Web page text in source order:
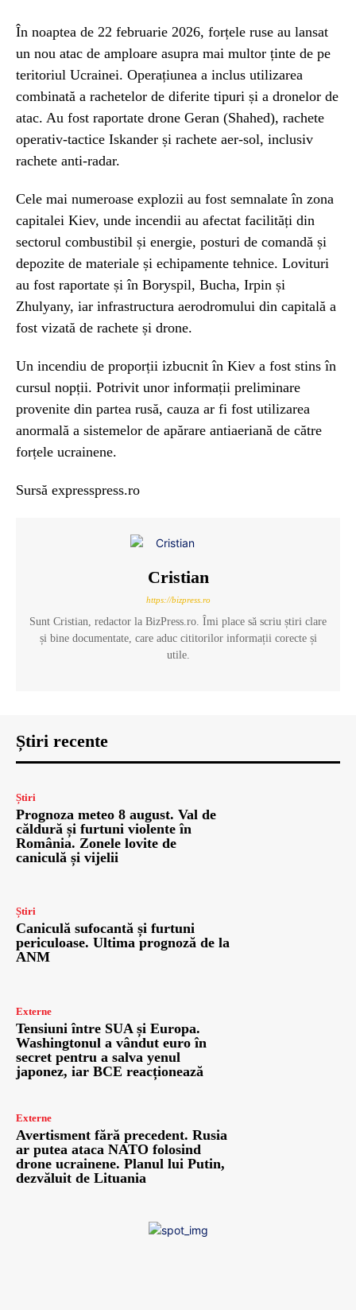
În noaptea de 22 februarie 2026, forțele ruse au lansat
un nou atac de amploare asupra mai multor ținte de pe
teritoriul Ucrainei. Operațiunea a inclus utilizarea
combinată a rachetelor de diferite tipuri și a dronelor de
atac. Au fost raportate drone Geran (Shahed), rachete
operativ-tactice Iskander și rachete aer-sol, inclusiv
rachete anti-radar.
Cele mai numeroase explozii au fost semnalate în zona
capitalei Kiev, unde incendii au afectat facilități din
sectorul combustibil și energie, posturi de comandă și
depozite de materiale și echipamente tehnice. Lovituri
au fost raportate și în Boryspil, Bucha, Irpin și
Zhulyany, iar infrastructura aerodromului din capitală a
fost vizată de rachete și drone.
Un incendiu de proporții izbucnit în Kiev a fost stins în
cursul nopții. Potrivit unor informații preliminare
provenite din partea rusă, cauza ar fi fost utilizarea
anormală a sistemelor de apărare antiaeriană de către
forțele ucrainene.
Sursă expresspress.ro
Cristian
https://bizpress.ro
Sunt Cristian, redactor la BizPress.ro. Îmi place să scriu știri clare
și bine documentate, care aduc cititorilor informații corecte și
utile.
Știri recente
Știri
Prognoza meteo 8 august. Val de
căldură și furtuni violente în
România. Zonele lovite de
caniculă și vijelii
Știri
Caniculă sufocantă și furtuni
periculoase. Ultima prognoză de la
ANM
Externe
Tensiuni între SUA și Europa.
Washingtonul a vândut euro în
secret pentru a salva yenul
japonez, iar BCE reacționează
Externe
Avertisment fără precedent. Rusia
ar putea ataca NATO folosind
drone ucrainene. Planul lui Putin,
dezvăluit de Lituania